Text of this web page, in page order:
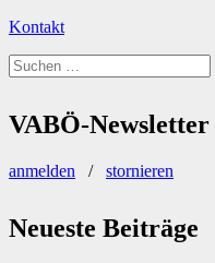
Kontakt
Suchen
nach:
VABÖ-Newsletter
anmelden / stornieren
Neueste Beiträge